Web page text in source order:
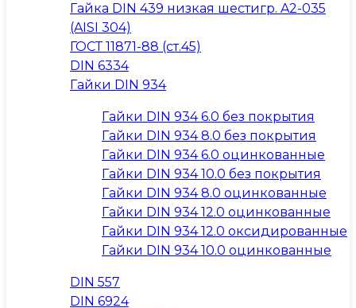
Гайка DIN 439 низкая шестигр. A2-035
(AISI 304)
ГОСТ 11871-88 (ст.45)
DIN 6334
Гайки DIN 934
Гайки DIN 934 6.0 без покрытия
Гайки DIN 934 8.0 без покрытия
Гайки DIN 934 6.0 оцинкованные
Гайки DIN 934 10.0 без покрытия
Гайки DIN 934 8.0 оцинкованные
Гайки DIN 934 12.0 оцинкованные
Гайки DIN 934 12.0 оксидированные
Гайки DIN 934 10.0 оцинкованные
DIN 557
DIN 6924